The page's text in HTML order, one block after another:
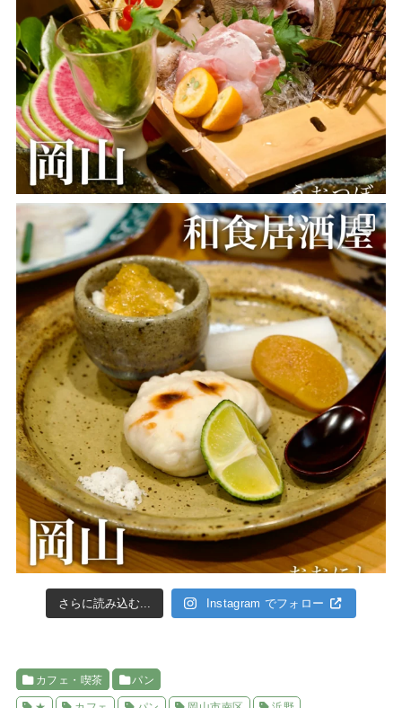
さらに読み込む... Instagram でフォロー
カフェ・喫茶 パン